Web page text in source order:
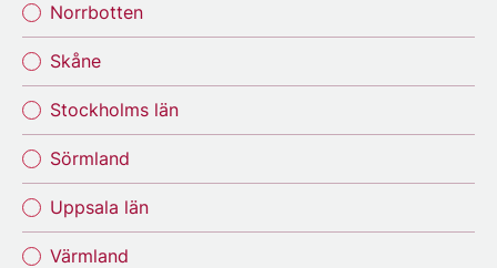
Norrbotten
Skåne
Stockholms län
Sörmland
Uppsala län
Värmland